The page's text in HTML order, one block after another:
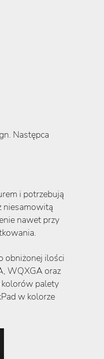
Następca
i potrzebują
niesamowitą
nawet przy
obniżonej ilości
WQXGA oraz
palety
w kolorze